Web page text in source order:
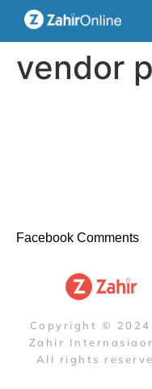
vendor
Facebook Comments
Copyright © 2024
Zahir
All rights